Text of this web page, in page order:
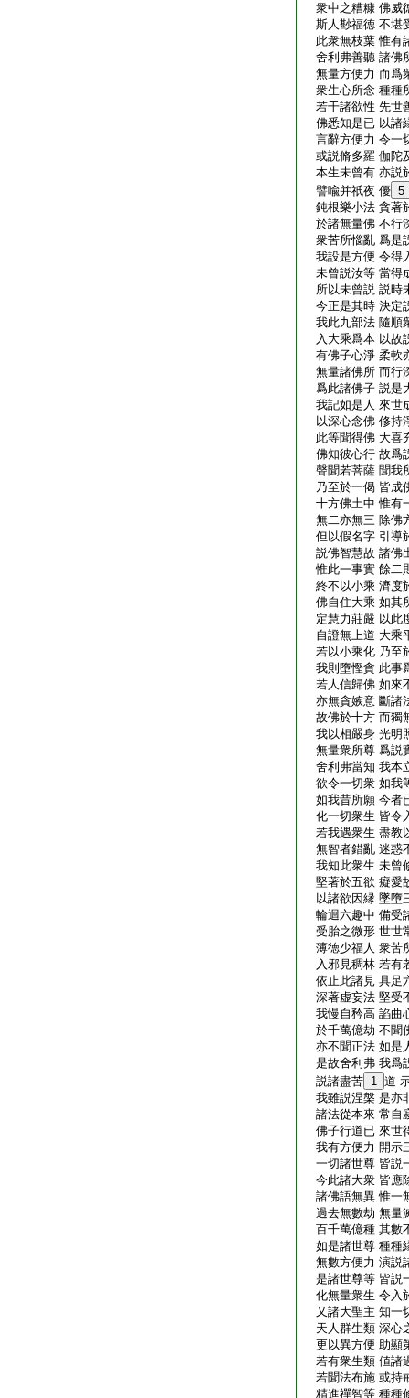
衆中之糟糠 佛威
斯人尠福徳 不堪
此衆無枝葉 惟有
舍利弗善聽 諸佛
無量方便力 而爲
衆生心所念 種種
若干諸欲性 先世
佛悉知是已 以諸
言辭方便力 令一
或説脩多羅 伽陀
本生未曾有 亦説
譬喩并祇夜 優 5
鈍根樂小法 貪著
於諸無量佛 不行
衆苦所惱亂 爲是
我設是方便 令得
未曾説汝等 當得
所以未曾説 説時
今正是其時 決定
我此九部法 隨順
入大乘爲本 以故
有佛子心淨 柔軟
無量諸佛所 而行
爲此諸佛子 説是
我記如是人 來世
以深心念佛 修持
此等聞得佛 大喜
佛知彼心行 故爲
聲聞若菩薩 聞我
乃至於一偈 皆成
十方佛土中 惟有
無二亦無三 除佛
但以假名字 引導
説佛智慧故 諸佛
惟此一事實 餘二
終不以小乘 濟度
佛自住大乘 如其
定慧力莊嚴 以此
自證無上道 大乘
若以小乘化 乃至
我則墮慳貪 此事
若人信歸佛 如來
亦無貪嫉意 斷諸
故佛於十方 而獨
我以相嚴身 光明
無量衆所尊 爲説
舍利弗當知 我本
欲令一切衆 如我
如我昔所願 今者
化一切衆生 皆令
若我遇衆生 盡教
無智者錯亂 迷惑
我知此衆生 未曾
堅著於五欲 癡愛
以諸欲因縁 墜墮
輪迴六趣中 備受
受胎之微形 世世
薄徳少福人 衆苦
入邪見稠林 若有
依止此諸見 具足
深著虚妄法 堅受
我慢自矜高 諂曲
於千萬億劫 不聞
亦不聞正法 如是
是故舍利弗 我爲
説諸盡苦 1 道
我雖説涅槃 是亦
諸法從本來 常自
佛子行道已 來世
我有方便力 開示
一切諸世尊 皆説
今此諸大衆 皆應
諸佛語無異 惟一
過去無數劫 無量
百千萬億種 其數
如是諸世尊 種種
無數方便力 演説
是諸世尊等 皆説
化無量衆生 令入
又諸大聖主 知一
天人群生類 深心
更以異方便 助顯
若有衆生類 値諸
若聞法布施 或持
精進禪智等 種種